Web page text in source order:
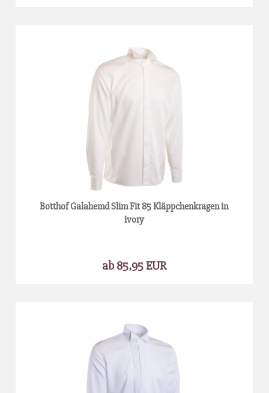
Botthof Galahemd Slim Fit 85 Kläppchenkragen in
ivory
ab 85,95 EUR